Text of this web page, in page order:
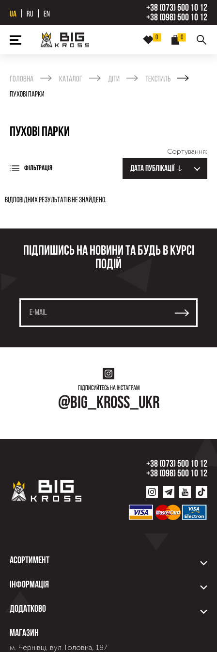
UA RU EN
+38 (073) 500 10 12
+38 (098) 500 10 12
0
0
Головна Каталог Діти Текстиль
Пухові парки
Пухові парки
ФІЛЬТРАЦІЯ
Сортування:
Дата публікації
Відповідних результатів не знайдено.
Підпишись на новини та будь в курсі
подій
Підписуйтесь на інстаграм
@big_kross_ukr
+38 (073) 500 10 12
+38 (098) 500 10 12
Асортимент
Інформація
Додатково
Магазин
м. Чернівці, вул. Головна, 187